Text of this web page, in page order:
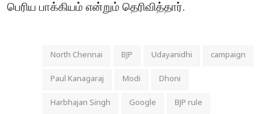
பெரிய பாக்கியம் என்றும் தெரிவித்தார்.
North Chennai BJP Udayanidhi campaign
Paul Kanagaraj Modi Dhoni
Harbhajan Singh Google BJP rule